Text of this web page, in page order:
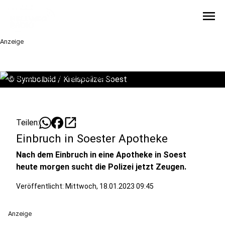
menu
Anzeige
© Symbolbild / Kreispolizei Soest
Teilen: open_in_new
Einbruch in Soester Apotheke
Nach dem Einbruch in eine Apotheke in Soest
heute morgen sucht die Polizei jetzt Zeugen.
Veröffentlicht: Mittwoch, 18.01.2023 09:45
Anzeige